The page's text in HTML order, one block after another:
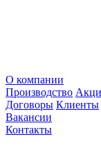
О компании
Производство
Договоры Клиенты
Вакансии
Контакты